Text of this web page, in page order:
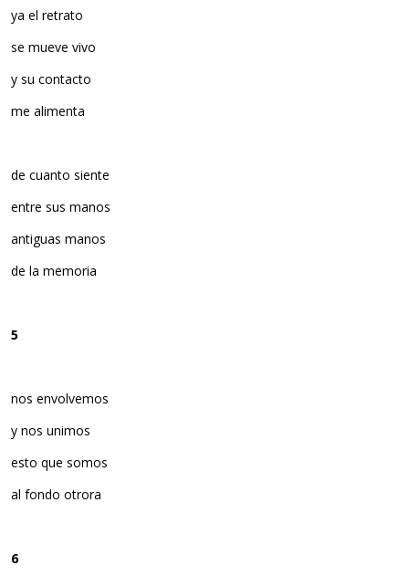
ya el retrato
se mueve vivo
y su contacto
me alimenta
de cuanto siente
entre sus manos
antiguas manos
de la memoria
5
nos envolvemos
y nos unimos
esto que somos
al fondo otrora
6